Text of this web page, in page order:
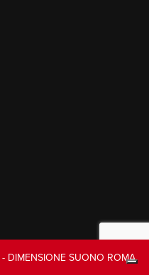
- DIMENSIONE SUONO ROMA